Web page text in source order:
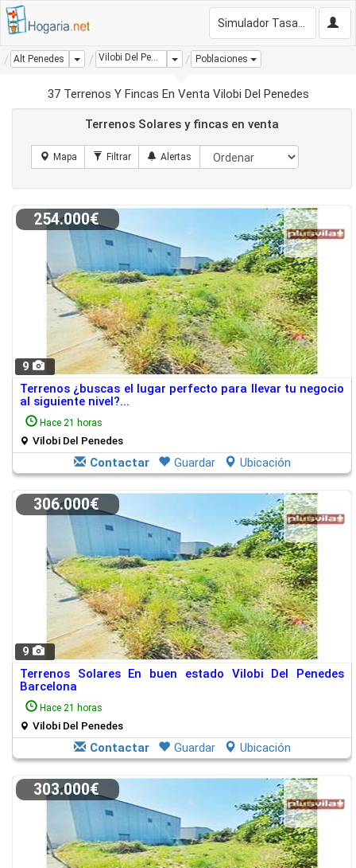
Alt Penedes Dropdown Vilobi Del Penedes Dropdown
Poblaciones
37 Terrenos Y Fincas En Venta Vilobi Del Penedes
Terrenos Solares y fincas en venta
9
254.000€
Terrenos ¿buscas el lugar perfecto para llevar tu negocio
al siguiente nivel?...
Hace 21 horas
Vilobi Del Penedes
Contactar Guardar Ubicación
9
306.000€
Terrenos Solares En buen estado Vilobi Del Penedes
Barcelona
Hace 21 horas
Vilobi Del Penedes
Contactar Guardar Ubicación
303.000€